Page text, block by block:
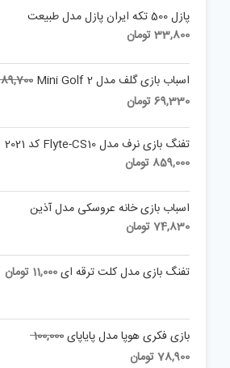
پازل 500 تکه ایران پازل مدل طبیعت
33,800تومان
اسباب بازی گلف مدل Mini Golf 2 89,700
69,330تومان
69,330 تومان.
تفنگ بازی نرف مدل Flyte-CS10 کد 2021
859,000 تومان
اسباب بازی خانه عروسکی مدل آذین
74,830تومان
تفنگ بازی مدل کلت ترقه ای11,000 تومان
بازی فکری هوپا مدل پایاپای100,000
Original
78,900تومان